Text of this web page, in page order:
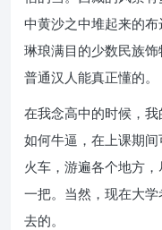
中黄沙之中堆起来的
琳琅满目的少数民族
普通汉人能真正懂的。
在我念高中的时候，
如何牛逼，在上课期
火车，游遍各个地方
一把。当然，现在大
去的。